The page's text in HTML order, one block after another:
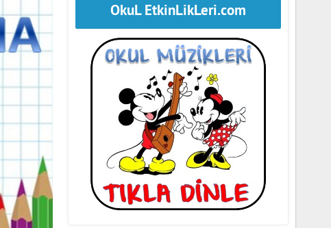
OkuL EtkinLikLeri.com